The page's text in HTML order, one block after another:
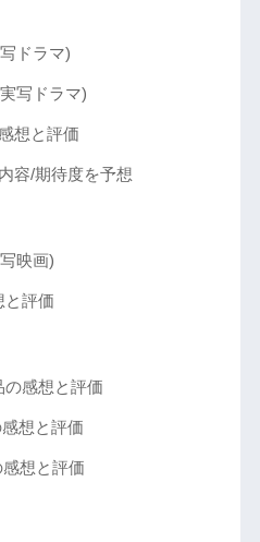
ドラマ)
写ドラマ)
想と評価
容/期待度を予想
映画)
と評価
の感想と評価
想と評価
想と評価